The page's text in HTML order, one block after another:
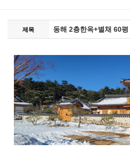
제목 동해 2층한옥+별채 60평